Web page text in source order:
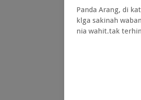
Panda Arang, di
klga sakinah
nia wahit.tak